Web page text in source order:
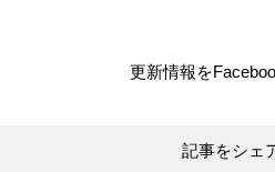
更新情報を
記事をシェ